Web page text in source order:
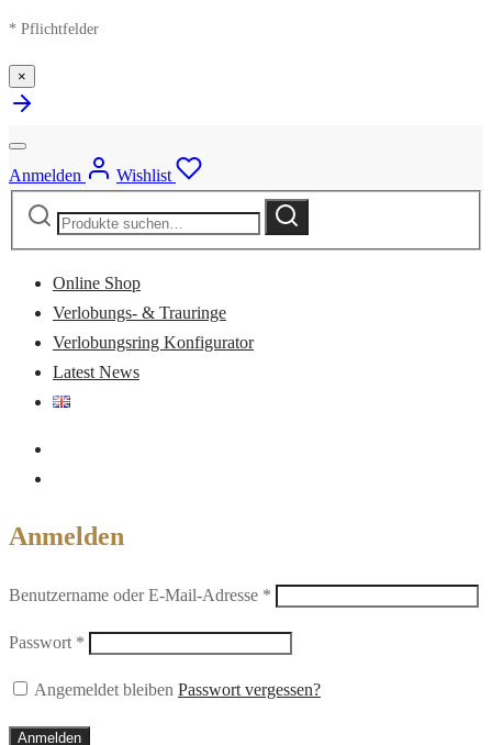
* Pflichtfelder
×
Anmelden
Wishlist
Suche
Suche
Online Shop
Verlobungs- & Trauringe
Verlobungsring Konfigurator
Latest News
Anmelden
Benutzername oder E-Mail-Adresse *
Passwort *
Angemeldet bleiben Passwort vergessen?
Anmelden